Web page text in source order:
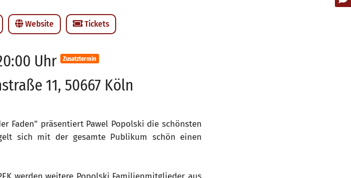
Website Tickets
Uhr Zusatztermin
11, 50667 Köln
Faden" präsentiert Pawel Popolski die schönsten
sich mit der gesamte Publikum schön einen